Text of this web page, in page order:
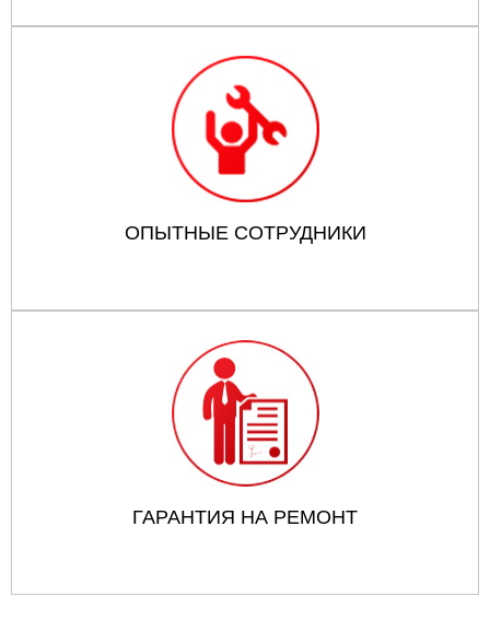
ОПЫТНЫЕ СОТРУДНИКИ
ГАРАНТИЯ НА РЕМОНТ